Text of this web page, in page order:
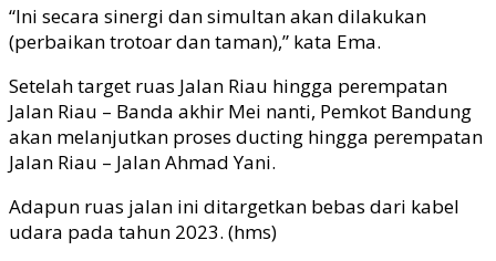
“Ini secara sinergi dan simultan akan dilakukan
(perbaikan trotoar dan taman),” kata Ema.
Setelah target ruas Jalan Riau hingga perempatan
Jalan Riau – Banda akhir Mei nanti, Pemkot Bandung
akan melanjutkan proses ducting hingga perempatan
Jalan Riau – Jalan Ahmad Yani.
Adapun ruas jalan ini ditargetkan bebas dari kabel
udara pada tahun 2023. (hms)